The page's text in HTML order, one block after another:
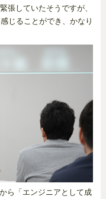
張していたそうですが、
じることができ、かなり
ら「エンジニアとして成